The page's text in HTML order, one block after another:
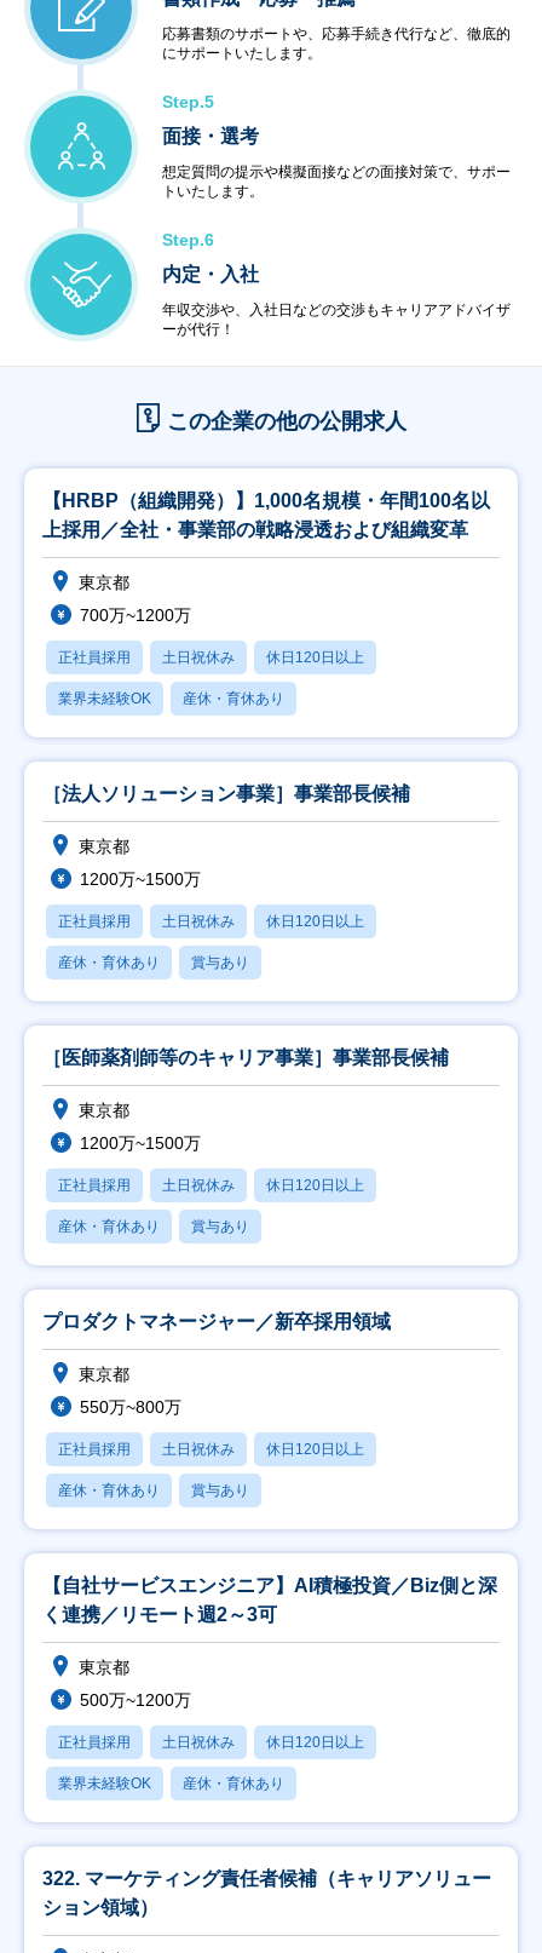
応募書類のサポートや、応募手続き代行など、徹底的
にサポートいたします。
Step.5
面接・選考
想定質問の提示や模擬面接などの面接対策で、サポー
トいたします。
Step.6
内定・入社
年収交渉や、入社日などの交渉もキャリアアドバイザ
ーが代行！
この企業の他の公開求人
【HRBP（組織開発）】1,000名規模・年間100名以
上採用／全社・事業部の戦略浸透および組織変革
東京都
700万~1200万
正社員採用 土日祝休み 休日120日以上
業界未経験OK 産休・育休あり
［法人ソリューション事業］事業部長候補
東京都
1200万~1500万
正社員採用 土日祝休み 休日120日以上
産休・育休あり 賞与あり
［医師薬剤師等のキャリア事業］事業部長候補
東京都
1200万~1500万
正社員採用 土日祝休み 休日120日以上
産休・育休あり 賞与あり
プロダクトマネージャー／新卒採用領域
東京都
550万~800万
正社員採用 土日祝休み 休日120日以上
産休・育休あり 賞与あり
【自社サービスエンジニア】AI積極投資／Biz側と深
く連携／リモート週2～3可
東京都
500万~1200万
正社員採用 土日祝休み 休日120日以上
業界未経験OK 産休・育休あり
322. マーケティング責任者候補（キャリアソリュー
ション領域）